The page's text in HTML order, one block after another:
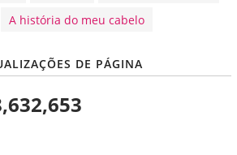
A história do meu cabelo
DE PÁGINA